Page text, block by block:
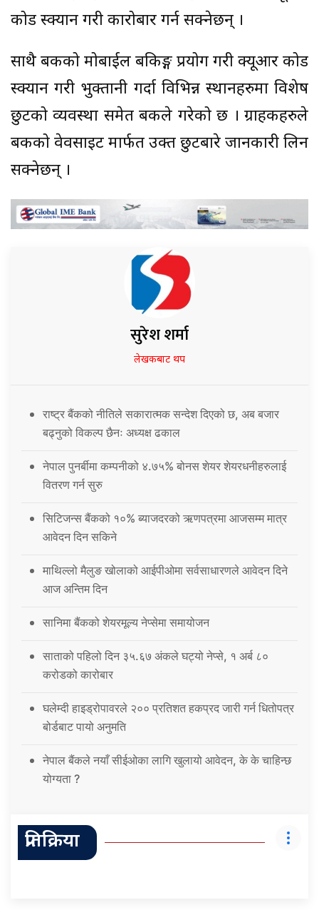
कोड स्क्यान गरी कारोबार गर्न सक्नेछन् ।
साथै बैंकको मोबाईल बैंकिङ्ग प्रयोग गरी क्यूआर कोड
स्क्यान गरी भुक्तानी गर्दा विभिन्न स्थानहरुमा विशेष
छुटको व्यवस्था समेत बैंकले गरेको छ । ग्राहकहरुले
बैंकको वेवसाइट मार्फत उक्त छुटबारे जानकारी लिन
सक्नेछन् ।
सुरेश शर्मा
लेखकबाट थप
राष्ट्र बैंकको नीतिले सकारात्मक सन्देश दिएको छ, अब बजार
बढ्नुको विकल्प छैनः अध्यक्ष ढकाल
नेपाल पुनर्बीमा कम्पनीको ४.७५% बोनस शेयर शेयरधनीहरुलाई
वितरण गर्न सुरु
सिटिजन्स बैंकको १०% ब्याजदरको ऋणपत्रमा आजसम्म मात्र
आवेदन दिन सकिने
माथिल्लो मैलुङ खोलाको आईपीओमा सर्वसाधारणले आवेदन दिने
आज अन्तिम दिन
सानिमा बैंकको शेयरमूल्य नेप्सेमा समायोजन
साताको पहिलो दिन ३५.६७ अंकले घट्यो नेप्से, १ अर्ब ८०
करोडको कारोबार
घलेम्दी हाइड्रोपावरले २०० प्रतिशत हकप्रद जारी गर्न धितोपत्र
बोर्डबाट पायो अनुमति
नेपाल बैंकले नयाँ सीईओका लागि खुलायो आवेदन, के के चाहिन्छ
योग्यता ?
प्रतिक्रिया